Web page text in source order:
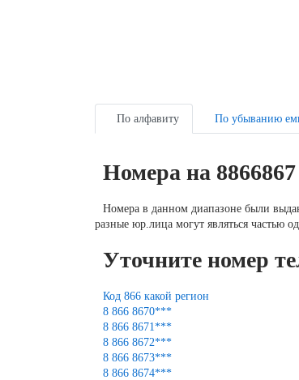
По алфавиту По убыванию
Номера на
Номера в данном диапазоне были
разные юр.лица могут являться частью
Уточните номер
Код 866 какой регион
8 866 8670***
8 866 8671***
8 866 8672***
8 866 8673***
8 866 8674***